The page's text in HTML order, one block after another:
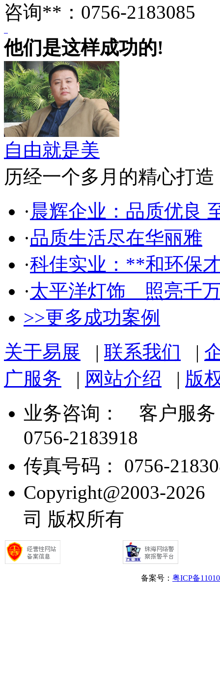
咨询**：0756-2183085
他们是这样成功的!
自由就是美
历经一个多月的精心打
· 晨辉企业：品质优良
·品质生活尽在华丽雅
·科佳实业：**和环保
·太平洋灯饰 照亮千
>>更多成功案例
关于易展 | 联系我们 |
广服务 | 网站介绍 | 版
业务咨询：
客户服务
0756-2183918
传真号码： 0756-
Copyright@2003-
司 版权所有
备案号： 粤ICP备